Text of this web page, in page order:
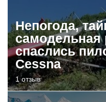
Непогода,
самодельная
спаслись
Cessna
1 отзыв